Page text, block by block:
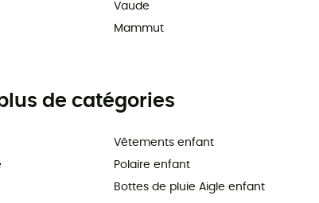
Vaude
Mammut
de catégories
Vêtements enfant
Polaire enfant
Bottes de pluie Aigle enfant